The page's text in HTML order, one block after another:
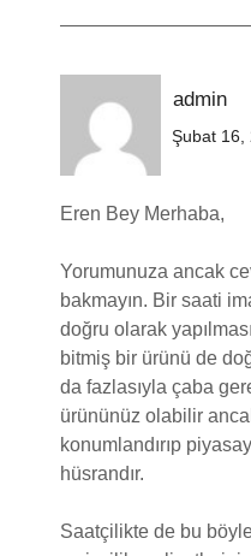
admin
Şubat 16,
Eren Bey Merhaba,
Yorumunuza ancak
bakmayın. Bir saati
doğru olarak
bitmiş bir ürünü de
da fazlasıyla çaba
ürününüz olabilir
konumlandırıp
hüsrandır.
Saatçilikte de bu